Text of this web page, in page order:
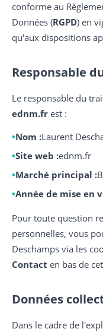
conforme au
Données (RGPD) en
qu'aux dispositions
Responsable
Le responsable du
ednm.fr est :
Nom :Laurent
Site web :ednm.fr
Marché principal :
Année de mise en
Pour toute question
personnelles, vous
Deschamps via les
Contact en bas de
Données
Dans le cadre de